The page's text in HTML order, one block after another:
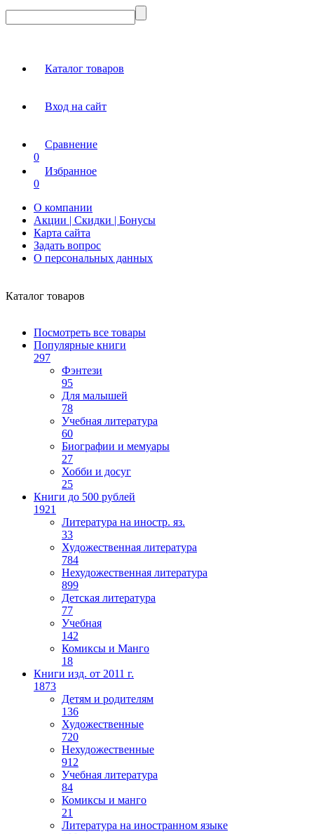
Каталог товаров
Вход на сайт
Сравнение
0
Избранное
0
О компании
Акции | Скидки | Бонусы
Карта сайта
Задать вопрос
О персональных данных
Каталог товаров
Посмотреть все товары
Популярные книги
297
Фэнтези
95
Для малышей
78
Учебная литература
60
Биографии и мемуары
27
Хобби и досуг
25
Книги до 500 рублей
1921
Литература на иностр. яз.
33
Художественная литература
784
Нехудожественная литература
899
Детская литература
77
Учебная
142
Комиксы и Манго
18
Книги изд. от 2011 г.
1873
Детям и родителям
136
Художественные
720
Нехудожественные
912
Учебная литература
84
Комиксы и манго
21
Литература на иностранном языке